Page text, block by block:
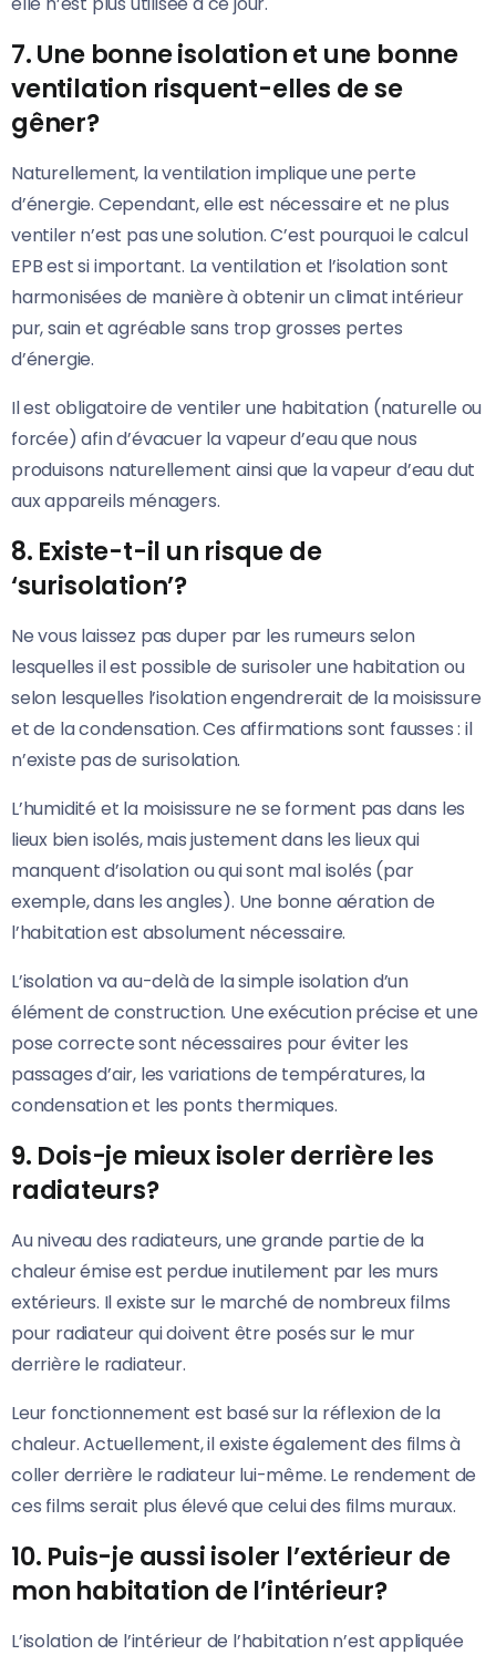
7. Une bonne isolation et une bonne
ventilation risquent-elles de se
gêner?
Naturellement, la ventilation implique une perte
d’énergie. Cependant, elle est nécessaire et ne plus
ventiler n’est pas une solution. C’est pourquoi le calcul
EPB est si important. La ventilation et l’isolation sont
harmonisées de manière à obtenir un climat intérieur
pur, sain et agréable sans trop grosses pertes
d’énergie.
Il est obligatoire de ventiler une habitation (naturelle ou
forcée) afin d’évacuer la vapeur d’eau que nous
produisons naturellement ainsi que la vapeur d’eau dut
aux appareils ménagers.
8. Existe-t-il un risque de
‘surisolation’?
Ne vous laissez pas duper par les rumeurs selon
lesquelles il est possible de surisoler une habitation ou
selon lesquelles l’isolation engendrerait de la moisissure
et de la condensation. Ces affirmations sont fausses : il
n’existe pas de surisolation.
L’humidité et la moisissure ne se forment pas dans les
lieux bien isolés, mais justement dans les lieux qui
manquent d’isolation ou qui sont mal isolés (par
exemple, dans les angles). Une bonne aération de
l’habitation est absolument nécessaire.
L’isolation va au-delà de la simple isolation d’un
élément de construction. Une exécution précise et une
pose correcte sont nécessaires pour éviter les
passages d’air, les variations de températures, la
condensation et les ponts thermiques.
9. Dois-je mieux isoler derrière les
radiateurs?
Au niveau des radiateurs, une grande partie de la
chaleur émise est perdue inutilement par les murs
extérieurs. Il existe sur le marché de nombreux films
pour radiateur qui doivent être posés sur le mur
derrière le radiateur.
Leur fonctionnement est basé sur la réflexion de la
chaleur. Actuellement, il existe également des films à
coller derrière le radiateur lui-même. Le rendement de
ces films serait plus élevé que celui des films muraux.
10. Puis-je aussi isoler l’extérieur de
mon habitation de l’intérieur?
L’isolation de l’intérieur de l’habitation n’est appliquée